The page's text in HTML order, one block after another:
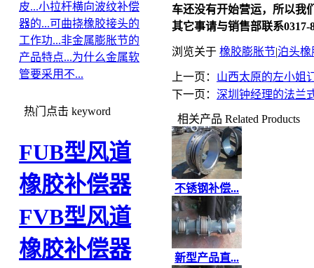
皮...小拉杆横向波纹补偿
器的...可曲挠橡胶接头的
工作功...非金属膨胀节的
产品特点...为什么金属软
管要采用不...
热门点击 keyword
FUB型风道
橡胶补偿器
FVB型风道
橡胶补偿器
车还没有开始营运，所以我
其它事请与销售部联系0317-
浏览关于 橡胶膨胀节|泊头橡
上一页： 山西太原的左小姐
下一页： 深圳钟经理的法兰
相关产品 Related Products
不锈钢补偿...
新型产品直...